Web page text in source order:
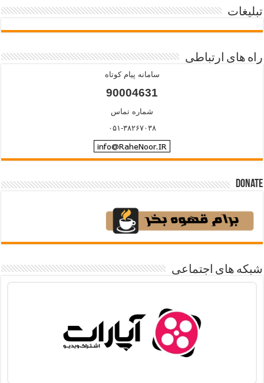
تبلیغات
راه های ارتباطی
سامانه پیام کوتاه
90004631
شماره تماس
۰۵۱-۳۸۲۶۷۰۳۸
Donate
شبکه های اجتماعی